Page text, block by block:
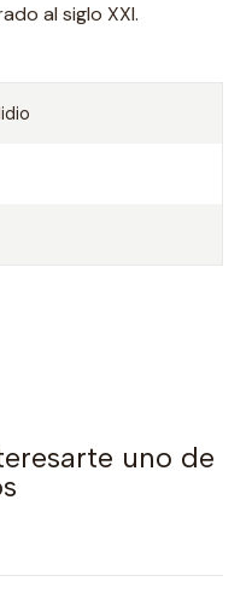
al siglo XXI.
uno de